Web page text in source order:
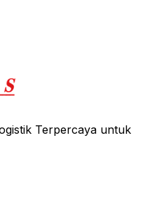
Terpercaya untuk